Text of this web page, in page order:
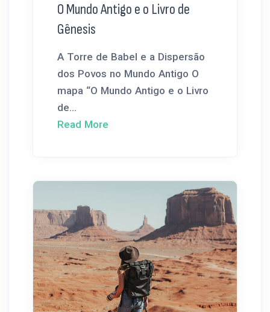
O Mundo Antigo e o Livro de
Gênesis
A Torre de Babel e a Dispersão
dos Povos no Mundo Antigo O
mapa “O Mundo Antigo e o Livro
de...
Read More